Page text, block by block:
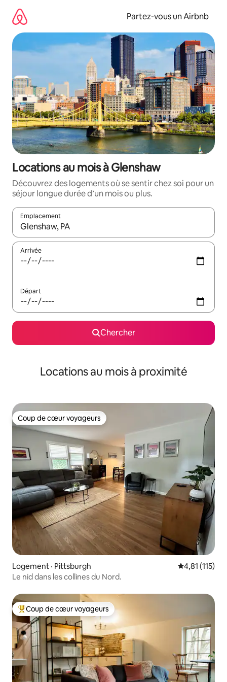
directement
contenu
Partez-vous un Airbnb
Locations au mois à Glenshaw
Découvrez des logements où se sentir chez soi pour un
séjour longue durée d’un mois ou plus.
Emplacement
Quand les résultats sont affichés, parcourez-les en utilisant
Arrivée
Départ
Chercher
Locations au mois à proximité
Coup de cœur voyageurs
Coup de cœur voyageurs
Logement · Pittsburgh Note
4,81 (115)
Le nid dans les collines du Nord.
Coup de cœur voyageurs parmi les plus aimés
Coup de cœur voyageurs